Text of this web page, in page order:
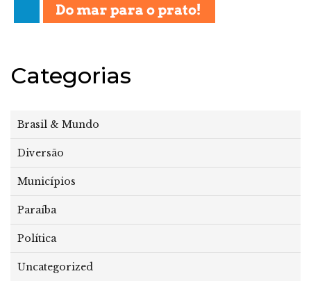
Categorias
Brasil & Mundo
Diversão
Municípios
Paraíba
Política
Uncategorized